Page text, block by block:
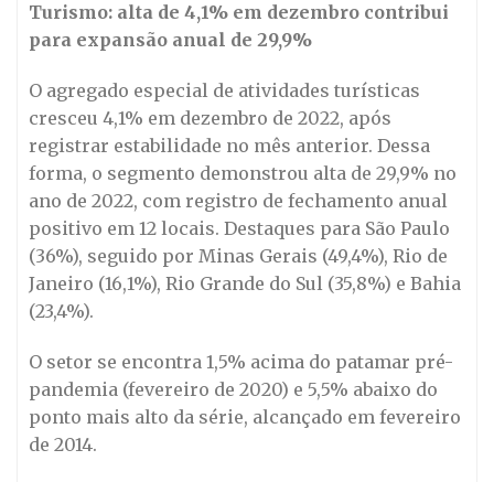
Turismo: alta de 4,1% em dezembro contribui
para expansão anual de 29,9%
O agregado especial de atividades turísticas
cresceu 4,1% em dezembro de 2022, após
registrar estabilidade no mês anterior. Dessa
forma, o segmento demonstrou alta de 29,9% no
ano de 2022, com registro de fechamento anual
positivo em 12 locais. Destaques para São Paulo
(36%), seguido por Minas Gerais (49,4%), Rio de
Janeiro (16,1%), Rio Grande do Sul (35,8%) e Bahia
(23,4%).
O setor se encontra 1,5% acima do patamar pré-
pandemia (fevereiro de 2020) e 5,5% abaixo do
ponto mais alto da série, alcançado em fevereiro
de 2014.